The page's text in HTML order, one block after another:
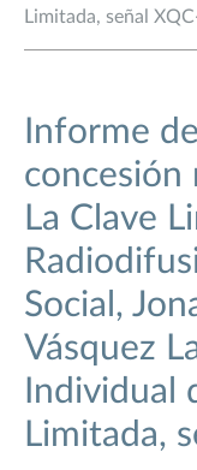
Limitada, señal
Informe
concesión
La Clave
Social,
Vásquez
Individual
Limitada,